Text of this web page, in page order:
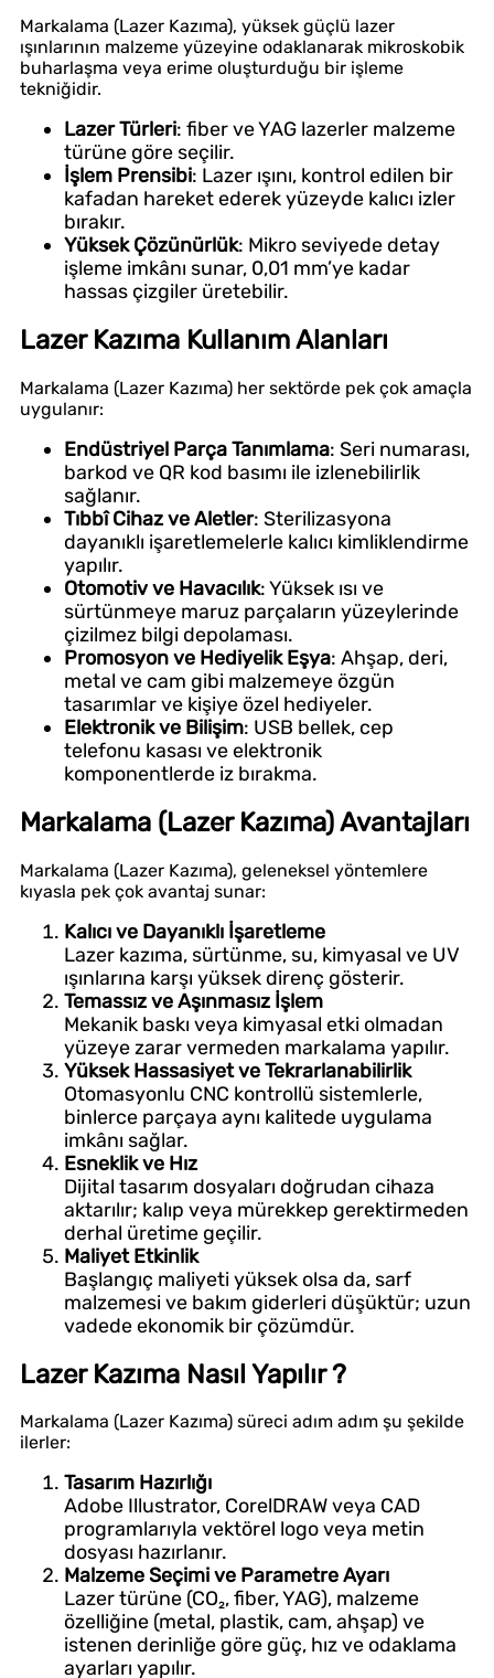
Markalama (Lazer Kazıma), yüksek güçlü lazer
ışınlarının malzeme yüzeyine odaklanarak mikroskobik
buharlaşma veya erime oluşturduğu bir işleme
tekniğidir.
Lazer Türleri: fiber ve YAG lazerler malzeme
türüne göre seçilir.
İşlem Prensibi: Lazer ışını, kontrol edilen bir
kafadan hareket ederek yüzeyde kalıcı izler
bırakır.
Yüksek Çözünürlük: Mikro seviyede detay
işleme imkânı sunar, 0,01 mm’ye kadar
hassas çizgiler üretebilir.
Lazer Kazıma Kullanım Alanları
Markalama (Lazer Kazıma) her sektörde pek çok amaçla
uygulanır:
Endüstriyel Parça Tanımlama: Seri numarası,
barkod ve QR kod basımı ile izlenebilirlik
sağlanır.
Tıbbî Cihaz ve Aletler: Sterilizasyona
dayanıklı işaretlemelerle kalıcı kimliklendirme
yapılır.
Otomotiv ve Havacılık: Yüksek ısı ve
sürtünmeye maruz parçaların yüzeylerinde
çizilmez bilgi depolaması.
Promosyon ve Hediyelik Eşya: Ahşap, deri,
metal ve cam gibi malzemeye özgün
tasarımlar ve kişiye özel hediyeler.
Elektronik ve Bilişim: USB bellek, cep
telefonu kasası ve elektronik
komponentlerde iz bırakma.
Markalama (Lazer Kazıma) Avantajları
Markalama (Lazer Kazıma), geleneksel yöntemlere
kıyasla pek çok avantaj sunar:
Kalıcı ve Dayanıklı İşaretleme
Lazer kazıma, sürtünme, su, kimyasal ve UV
ışınlarına karşı yüksek direnç gösterir.
Temassız ve Aşınmasız İşlem
Mekanik baskı veya kimyasal etki olmadan
yüzeye zarar vermeden markalama yapılır.
Yüksek Hassasiyet ve Tekrarlanabilirlik
Otomasyonlu CNC kontrollü sistemlerle,
binlerce parçaya aynı kalitede uygulama
imkânı sağlar.
Esneklik ve Hız
Dijital tasarım dosyaları doğrudan cihaza
aktarılır; kalıp veya mürekkep gerektirmeden
derhal üretime geçilir.
Maliyet Etkinlik
Başlangıç maliyeti yüksek olsa da, sarf
malzemesi ve bakım giderleri düşüktür; uzun
vadede ekonomik bir çözümdür.
Lazer Kazıma Nasıl Yapılır ?
Markalama (Lazer Kazıma) süreci adım adım şu şekilde
ilerler:
Tasarım Hazırlığı
Adobe Illustrator, CorelDRAW veya CAD
programlarıyla vektörel logo veya metin
dosyası hazırlanır.
Malzeme Seçimi ve Parametre Ayarı
Lazer türüne (CO₂, fiber, YAG), malzeme
özelliğine (metal, plastik, cam, ahşap) ve
istenen derinliğe göre güç, hız ve odaklama
ayarları yapılır.